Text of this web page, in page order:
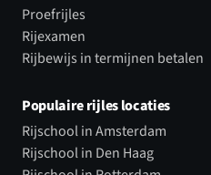
Proefrijles
Rijexamen
Rijbewijs in termijnen betalen
Populaire rijles locaties
Rijschool in Amsterdam
Rijschool in Den Haag